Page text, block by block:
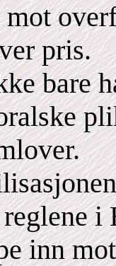
pris.
bare
inn